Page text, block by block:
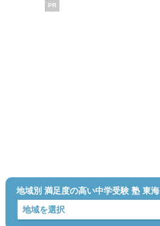
PR
地域別 満足度の高い中学受験 塾 東海